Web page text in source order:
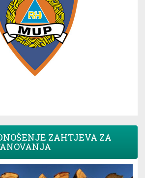
ZAHTJEVA ZA